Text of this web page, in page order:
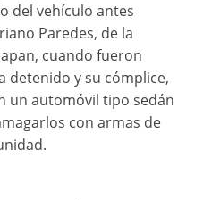
del vehículo antes
Paredes, de la
cuando fueron
detenido y su cómplice,
un automóvil tipo sedán
con armas de